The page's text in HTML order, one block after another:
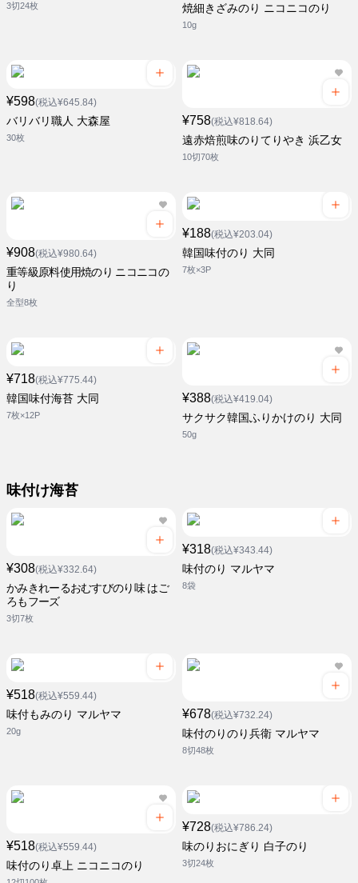
3切24枚 焼細きざみのり ニコニコのり
10g
¥598(税込¥645.84)
バリバリ職人 大森屋
30枚
¥758(税込¥818.64)
遠赤焙煎味のりてりやき 浜乙女
10切70枚
¥908(税込¥980.64)
重等級原料使用焼のり ニコニコの
り
全型8枚
¥188(税込¥203.04)
韓国味付のり 大同
7枚×3P
¥718(税込¥775.44)
韓国味付海苔 大同
7枚×12P
¥388(税込¥419.04)
サクサク韓国ふりかけのり 大同
50g
味付け海苔
¥308(税込¥332.64)
かみきれーるおむすびのり味 はご
ろもフーズ
3切7枚
¥318(税込¥343.44)
味付のり マルヤマ
8袋
¥518(税込¥559.44)
味付もみのり マルヤマ
20g
¥678(税込¥732.24)
味付のりのり兵衛 マルヤマ
8切48枚
¥518(税込¥559.44)
味付のり卓上 ニコニコのり
¥728(税込¥786.24)
味のりおにぎり 白子のり
3切24枚